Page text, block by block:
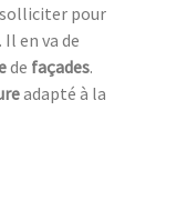
solliciter pour
. Il en va de
de façades.
adapté à la